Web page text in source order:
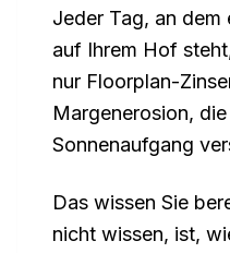
Jeder Tag, an dem
auf Ihrem Hof
nur Floorplan-
Margenerosion,
Sonnenaufgang
Das wissen Sie
nicht wissen, ist,